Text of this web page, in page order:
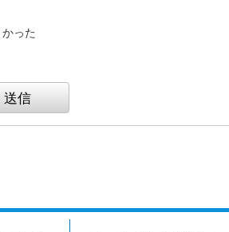
った